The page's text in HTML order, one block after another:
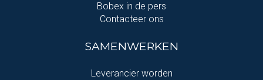
Bobex in de pers
Contacteer ons
SAMENWERKEN
Leverancier worden